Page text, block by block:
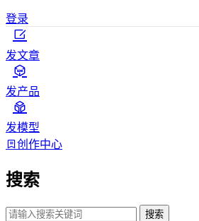
登录
发文章
发产品
发模型
创作中心
搜索
搜索